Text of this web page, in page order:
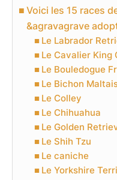
Voici les 15 races
&agravagrave
Le Labrador
Le Cavalier King
Le Bouledogue
Le Bichon
Le Colley
Le Chihuahua
Le Golden
Le Shih Tzu
Le caniche
Le Yorkshire